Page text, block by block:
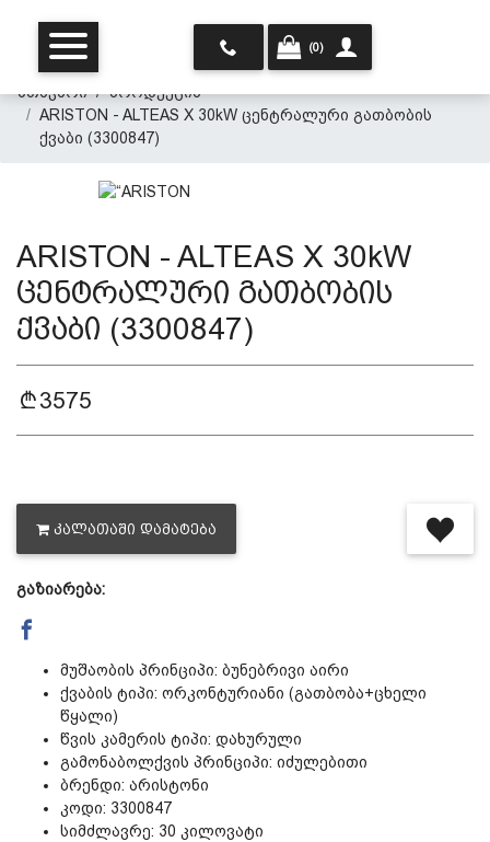
მთავარი
ჩვენ შესახებ
პროდუქცია
საკონტაქტო ინფორმაცია
წესები და პირობები
დაბრუნება და გადაცვლის
(0)
მთავარი
პროდუქცია
ARISTON - ALTEAS X 30kW ცენტრალური გათბობის
ქვაბი (3300847)
ARISTON - ALTEAS X 30kW
ცენტრალური გათბობის
ქვაბი (3300847)
3575
ᲙᲐᲚᲐᲗᲐᲨᲘ ᲓᲐᲛᲐᲢᲔᲑᲐ
გაზიარება:
მუშაობის პრინციპი: ბუნებრივი აირი
ქვაბის ტიპი: ორკონტურიანი (გათბობა+ცხელი
წყალი)
წვის კამერის ტიპი: დახურული
გამონაბოლქვის პრინციპი: იძულებითი
ბრენდი: არისტონი
კოდი: 3300847
სიმძლავრე: 30 კილოვატი